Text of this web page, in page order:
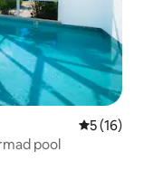
5 av 5 i
5 (16)
pool